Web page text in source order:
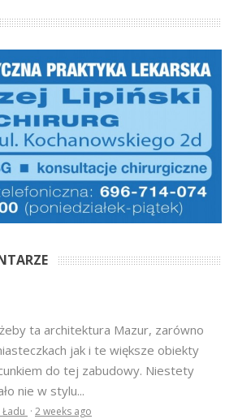
ta architektura Mazur, zarówno
jak i te większe obiekty
do tej zabudowy. Niestety
nie w stylu...
· 2 weeks ago